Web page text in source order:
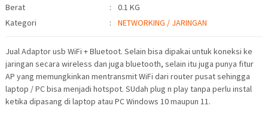
Detail Produk
Berat :
0.1 KG
Kategori
: NETWORKING / JARINGAN
Jual Adaptor usb WiFi + Bluetoot. Selain bisa dipakai untuk koneksi ke
jaringan secara wireless dan juga bluetooth, selain itu juga punya fitur
AP yang memungkinkan mentransmit WiFi dari router pusat sehingga
laptop / PC bisa menjadi hotspot. SUdah plug n play tanpa perlu instal
ketika dipasang di laptop atau PC Windows 10 maupun 11.